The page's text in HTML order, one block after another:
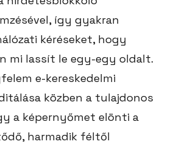
így gyakran
kéréseket, hogy
mi lassít le egy-egy oldalt.
e-kereskedelmi
közben a tulajdonos
a képernyőmet elönti a
harmadik féltől